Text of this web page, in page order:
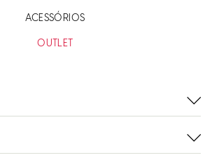
ACESSÓRIOS
OUTLET